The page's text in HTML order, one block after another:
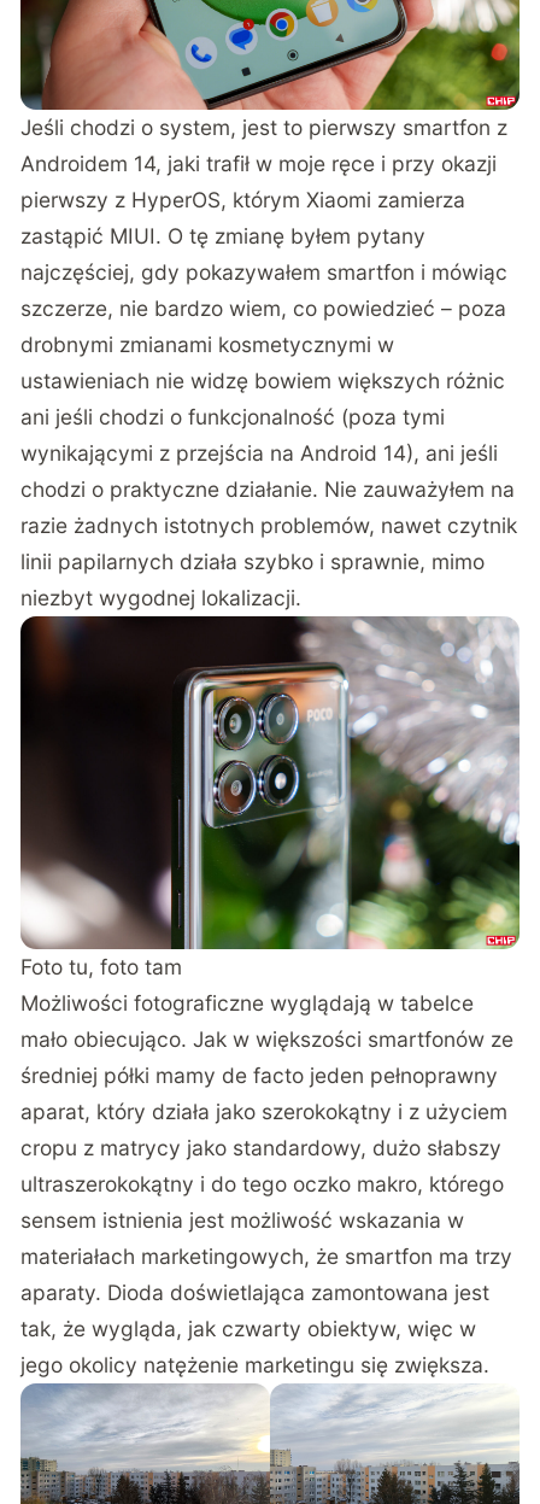
Jeśli chodzi o system, jest to pierwszy smartfon z
Androidem 14, jaki trafił w moje ręce i przy okazji
pierwszy z HyperOS, którym Xiaomi zamierza
zastąpić MIUI. O tę zmianę byłem pytany
najczęściej, gdy pokazywałem smartfon i mówiąc
szczerze, nie bardzo wiem, co powiedzieć – poza
drobnymi zmianami kosmetycznymi w
ustawieniach nie widzę bowiem większych różnic
ani jeśli chodzi o funkcjonalność (poza tymi
wynikającymi z przejścia na Android 14), ani jeśli
chodzi o praktyczne działanie. Nie zauważyłem na
razie żadnych istotnych problemów, nawet czytnik
linii papilarnych działa szybko i sprawnie, mimo
niezbyt wygodnej lokalizacji.
Foto tu, foto tam
Możliwości fotograficzne wyglądają w tabelce
mało obiecująco. Jak w większości smartfonów ze
średniej półki mamy de facto jeden pełnoprawny
aparat, który działa jako szerokokątny i z użyciem
cropu z matrycy jako standardowy, dużo słabszy
ultraszerokokątny i do tego oczko makro, którego
sensem istnienia jest możliwość wskazania w
materiałach marketingowych, że smartfon ma trzy
aparaty. Dioda doświetlająca zamontowana jest
tak, że wygląda, jak czwarty obiektyw, więc w
jego okolicy natężenie marketingu się zwiększa.